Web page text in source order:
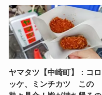
ヤマタツ【中崎町】：コロ
ッケ、ミンチカツ この